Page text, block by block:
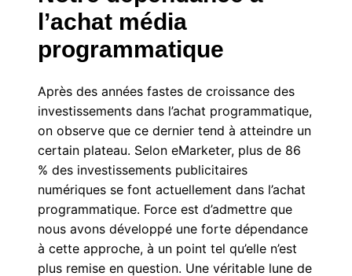
l’achat média
programmatique
Après des années fastes de croissance des
investissements dans l’achat programmatique,
on observe que ce dernier tend à atteindre un
certain plateau. Selon eMarketer, plus de 86
% des investissements publicitaires
numériques se font actuellement dans l’achat
programmatique. Force est d’admettre que
nous avons développé une forte dépendance
à cette approche, à un point tel qu’elle n’est
plus remise en question. Une véritable lune de